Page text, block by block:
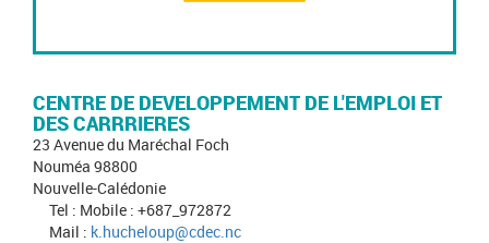
CENTRE DE DEVELOPPEMENT DE L'EMPLOI ET
DES CARRRIERES
23 Avenue du Maréchal Foch
Nouméa 98800
Nouvelle-Calédonie
Tel : Mobile : +687_972872
Mail : k.hucheloup@cdec.nc